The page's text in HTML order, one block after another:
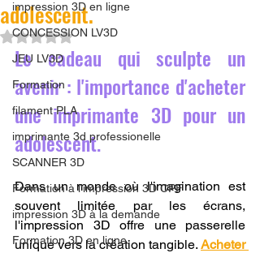
impression 3D en ligne
CONCESSION LV3D
JEU LV3D
Formation
filament PLA
imprimante 3d professionelle
SCANNER 3D
Formation à l'impression 3D CPF
impression 3D à la demande
Formation 3D en ligne.
adolescent.
Noté NaN étoiles sur 5.
Le cadeau qui sculpte un
avenir : l'importance d'acheter
une imprimante 3D pour un
adolescent.
Dans un monde où l'imagination est
souvent limitée par les écrans,
l'impression 3D offre une passerelle
unique vers la création tangible. Acheter